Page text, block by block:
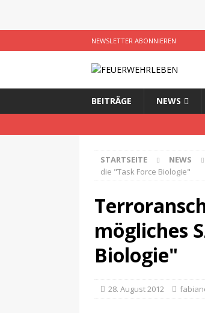
NEWSLETTER ABONNIEREN
BEITRÄGE NEWS
STARTSEITE NEWS
die "Task Force Biologie"
mögliches
Biologie"
28. August 2012